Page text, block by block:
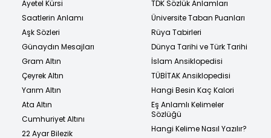
Ayetel Kürsi
Saatlerin Anlamı
Aşk Sözleri
Günaydın Mesajları
Gram Altın
Çeyrek Altın
Yarım Altın
Ata Altın
Cumhuriyet Altını
22 Ayar Bilezik
TDK Sözlük Anlamları
Üniversite Taban Puanları
Rüya Tabirleri
Dünya Tarihi ve Türk Tarihi
İslam Ansiklopedisi
TÜBİTAK Ansiklopedisi
Hangi Besin Kaç Kalori
Eş Anlamlı Kelimeler
Sözlüğü
Hangi Kelime Nasıl Yazılır?